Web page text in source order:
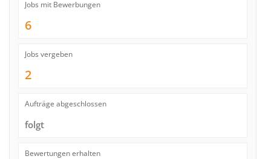
Jobs mit Bewerbungen
6
Jobs vergeben
2
Aufträge abgeschlossen
folgt
Bewertungen erhalten